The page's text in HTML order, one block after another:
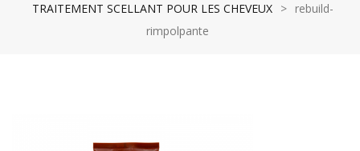
TRAITEMENT SCELLANT POUR LES CHEVEUX
> rebuild-
rimpolpante